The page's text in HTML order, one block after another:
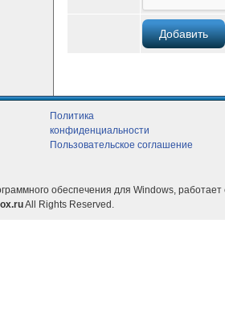
Политика
конфиденциальности
Пользовательское соглашение
обеспечения для Windows, работает
All Rights Reserved.